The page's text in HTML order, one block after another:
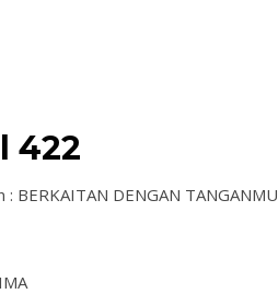
422
: BERKAITAN DENGAN TANGANMU